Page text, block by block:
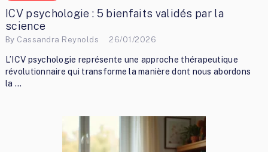
ICV psychologie : 5 bienfaits validés par la
science
By Cassandra Reynolds 26/01/2026
L’ICV psychologie représente une approche thérapeutique
révolutionnaire qui transforme la manière dont nous abordons
la …